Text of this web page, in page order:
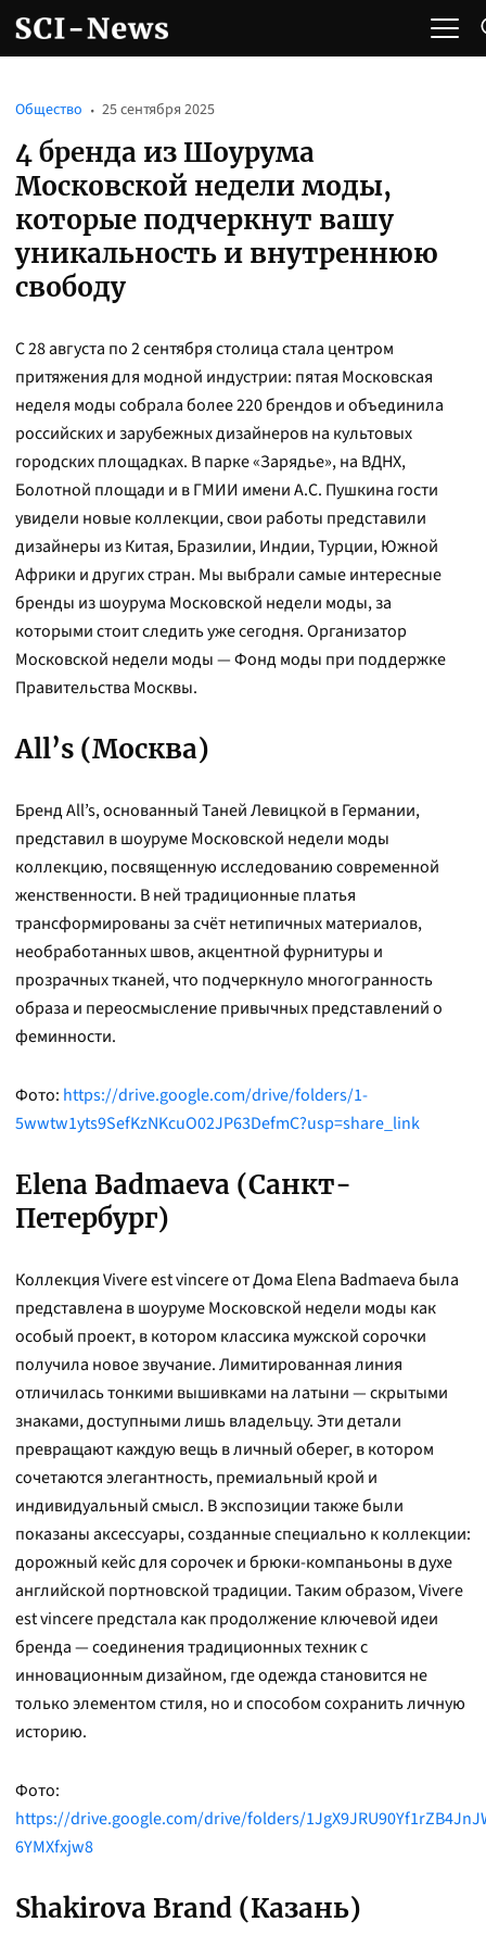
4 бренда из Шоурума
Московской недели моды,
которые подчеркнут вашу
уникальность и внутреннюю
свободу
Общество 25 сентября 2025
С 28 августа по 2 сентября столица стала центром
притяжения для модной индустрии: пятая Московская
неделя моды собрала более 220 брендов и объединила
российских и зарубежных дизайнеров на культовых
городских площадках. В парке «Зарядье», на ВДНХ,
Болотной площади и в ГМИИ имени А.С. Пушкина гости
увидели новые коллекции, свои работы представили
дизайнеры из Китая, Бразилии, Индии, Турции, Южной
Африки и других стран. Мы выбрали самые интересные
бренды из шоурума Московской недели моды, за
которыми стоит следить уже сегодня. Организатор
Московской недели моды — Фонд моды при поддержке
Правительства Москвы.
All’s (Москва)
Бренд All’s, основанный Таней Левицкой в Германии,
представил в шоуруме Московской недели моды
коллекцию, посвященную исследованию современной
женственности. В ней традиционные платья
трансформированы за счёт нетипичных материалов,
необработанных швов, акцентной фурнитуры и
прозрачных тканей, что подчеркнуло многогранность
образа и переосмысление привычных представлений о
феминности.
Фото: https://drive.google.com/drive/folders/1-
5wwtw1yts9SefKzNKcuO02JP63DefmC?usp=share_link
Elena Badmaeva (Санкт-
Петербург)
Коллекция Vivere est vincere от Дома Elena Badmaeva была
представлена в шоуруме Московской недели моды как
особый проект, в котором классика мужской сорочки
получила новое звучание. Лимитированная линия
отличилась тонкими вышивками на латыни — скрытыми
знаками, доступными лишь владельцу. Эти детали
превращают каждую вещь в личный оберег, в котором
сочетаются элегантность, премиальный крой и
индивидуальный смысл. В экспозиции также были
показаны аксессуары, созданные специально к коллекции:
дорожный кейс для сорочек и брюки-компаньоны в духе
английской портновской традиции. Таким образом, Vivere
est vincere предстала как продолжение ключевой идеи
бренда — соединения традиционных техник с
инновационным дизайном, где одежда становится не
только элементом стиля, но и способом сохранить личную
историю.
Фото:
https://drive.google.com/drive/folders/
6YMXfxjw8
Shakirova Brand (Казань)